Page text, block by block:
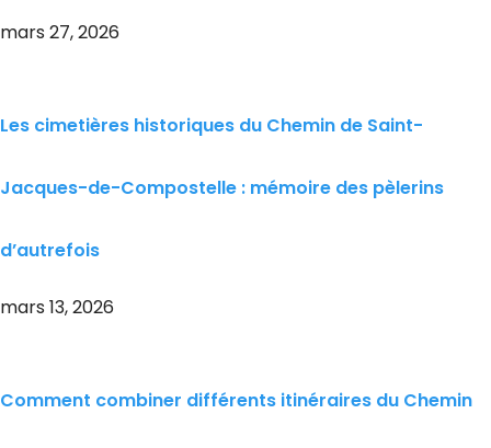
mars 27, 2026
Les cimetières historiques du Chemin de Saint-
Jacques-de-Compostelle : mémoire des pèlerins
d’autrefois
mars 13, 2026
Comment combiner différents itinéraires du Chemin